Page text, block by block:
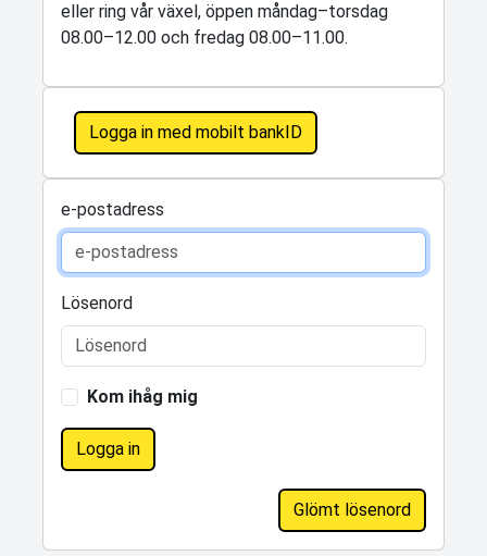
eller ring vår växel, öppen måndag–torsdag
08.00–12.00 och fredag 08.00–11.00.
Logga in med mobilt bankID
e-postadress
Lösenord
Kom ihåg mig
Logga in
Glömt lösenord